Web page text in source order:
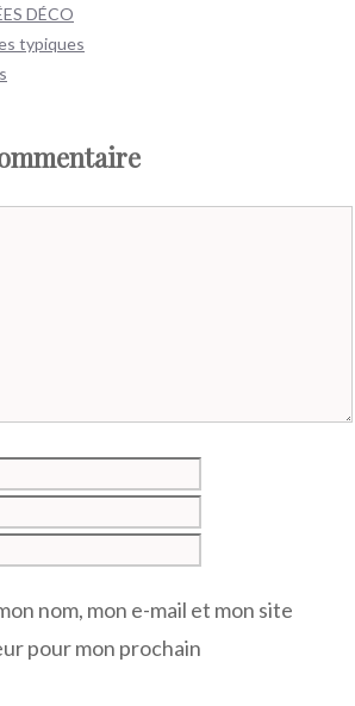
DÉCO
typiques
nom, mon e-mail et mon site
pour mon prochain